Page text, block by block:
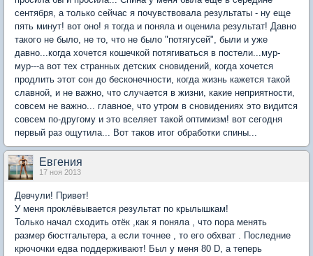
сентября, а только сейчас я почувствовала результаты - ну еще
пять минут! вот оно! я тогда и поняла и оценила результат! Давно
такого не было, не то, что не было "потягусей", были и уже
давно...когда хочется кошечкой потягиваться в постели...мур-
мур---а вот тех странных детских сновидений, когда хочется
продлить этот сон до бесконечности, когда жизнь кажется такой
славной, и не важно, что случается в жизни, какие неприятности,
совсем не важно... главное, что утром в сновидениях это видится
совсем по-другому и это вселяет такой оптимизм! вот сегодня
первый раз ощутила... Вот таков итог обработки спины...
Евгения
17 ноя 2013
Девчули! Привет!
У меня проклёвывается результат по крылышкам!
Только начал сходить отёк ,как я поняла , что пора менять
размер бюстгальтера, а если точнее , то его обхват . Последние
крючочки едва поддерживают! Был у меня 80 D, а теперь